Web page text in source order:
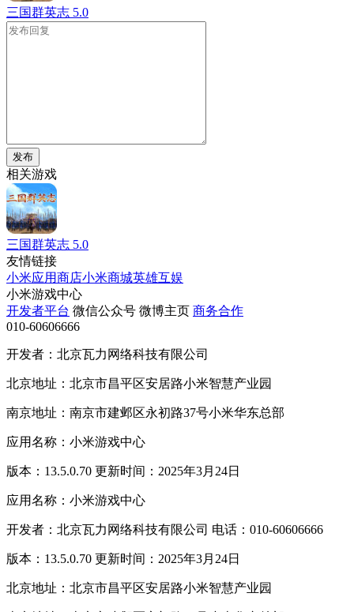
三国群英志 5.0
发布
相关游戏
三国群英志 5.0
友情链接
小米应用商店小米商城英雄互娱
小米游戏中心
开发者平台 微信公众号 微博主页 商务合作
010-60606666
开发者：北京瓦力网络科技有限公司
北京地址：北京市昌平区安居路小米智慧产业园
南京地址：南京市建邺区永初路37号小米华东总部
应用名称：小米游戏中心
版本：13.5.0.70 更新时间：2025年3月24日
应用名称：小米游戏中心
开发者：北京瓦力网络科技有限公司 电话：010-60606666
版本：13.5.0.70 更新时间：2025年3月24日
北京地址：北京市昌平区安居路小米智慧产业园